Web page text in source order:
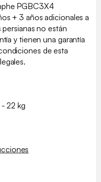
PGBC3X4
+ 3 años adicionales a
no están
y tienen una garantía
de esta
- 22 kg